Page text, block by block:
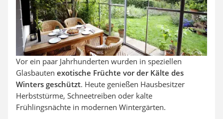
Vor ein paar Jahrhunderten wurden in speziellen
Glasbauten exotische Früchte vor der Kälte des
Winters geschützt. Heute genießen Hausbesitzer
Herbststürme, Schneetreiben oder kalte
Frühlingsnächte in modernen Wintergärten.